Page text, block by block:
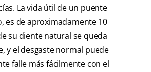
La vida útil de un puente
es de aproximadamente 10
su diente natural se queda
y el desgaste normal puede
falle más fácilmente con el